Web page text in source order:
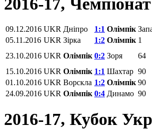
09.12.2016 UKR Дніпро 1:1 Олімпік
05.11.2016 UKR Зірка 1:2 Олімпік 1
23.10.2016 UKR Олімпік 0:2 Зоря 64
15.10.2016 UKR Олімпік 1:1 Шахтар 90
01.10.2016 UKR Ворскла 1:2 Олімпік 90
24.09.2016 UKR Олімпік 0:4 Динамо 90
2016-17, Кубок